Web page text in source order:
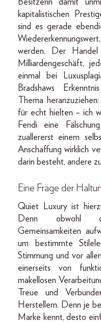
Besitzerin damit
kapitalistischen
sind es gerade
werden. Der
Milliardengeschäft,
einmal bei
Bradshaws
Thema
für echt hielten – ich
Fendi eine
zuallererst einem
Anschaffung wirklich
darin besteht, andere
Eine Frage der
Quiet Luxury ist
Denn obwohl
Gemeinsamkeiten
um bestimmte
Stimmung und vor
einerseits von
makellosen
Treue und
Herstellern. Denn je
Marke kennt, desto